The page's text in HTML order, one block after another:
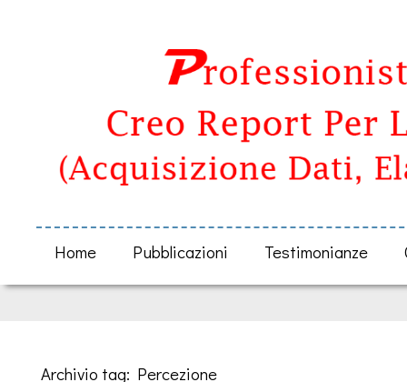
Home Pubblicazioni Testimonianze
Archivio tag: Percezione